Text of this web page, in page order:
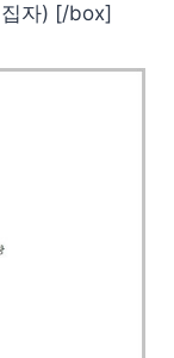
자) [/box]